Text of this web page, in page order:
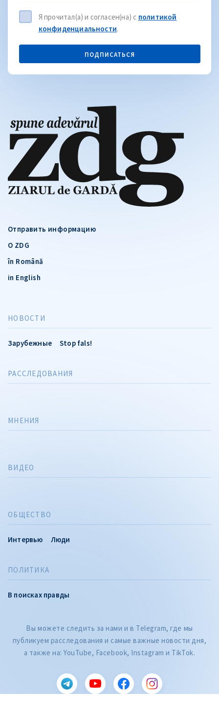
Отправить информацию
О ZDG
în Română
in English
НОВОСТИ
Зарубежные Stop fals!
ПОЛИТИКА
В поисках правды
РАССЛЕДОВАНИЯ
ОБЩЕСТВО
Интервью Люди
МНЕНИЯ
ВИДЕО
Я прочитал(а) и согласен(на) с политикой
конфиденциальности.
ПОДПИСАТЬСЯ
Вы можете следить за нами и в Telegram, где мы
публикуем расследования и самые важные новости дня,
а также на: YouTube, Facebook, Instagram и TikTok.
CITEȘTE